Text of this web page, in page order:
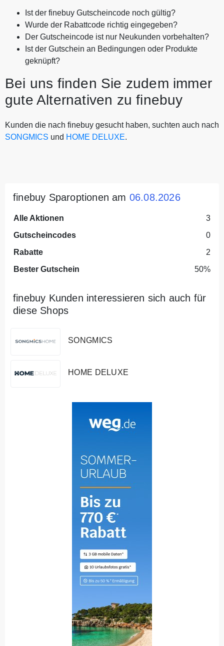
Ist der finebuy Gutscheincode noch gültig?
Wurde der Rabattcode richtig eingegeben?
Der Gutscheincode ist nur Neukunden vorbehalten?
Ist der Gutschein an Bedingungen oder Produkte
geknüpft?
Bei uns finden Sie zudem immer
gute Alternativen zu finebuy
Kunden die nach finebuy gesucht haben, suchten auch nach
SONGMICS und HOME DELUXE.
finebuy Sparoptionen am 06.08.2026
Alle Aktionen
3
Gutscheincodes
0
Rabatte
2
Bester Gutschein
50%
finebuy Kunden interessieren sich auch für
diese Shops
SONGMICS
HOME DELUXE